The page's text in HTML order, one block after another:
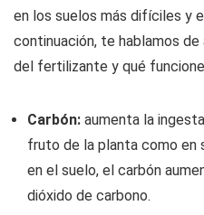
en los suelos más difíciles y
continuación, te hablamos
del fertilizante y qué
Carbón: aumenta la
fruto de la planta como en
en el suelo, el carbón
dióxido de carbono.